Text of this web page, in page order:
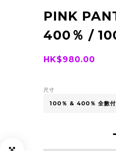
PINK
400％ /
HK$980.00
尺寸